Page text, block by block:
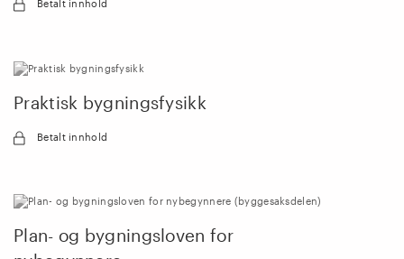
Betalt innhold
Praktisk bygningsfysikk
Betalt innhold
Plan- og bygningsloven for